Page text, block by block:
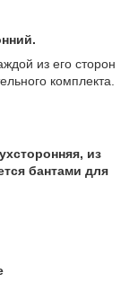
из его сторон
комплекта.
из
бантами для